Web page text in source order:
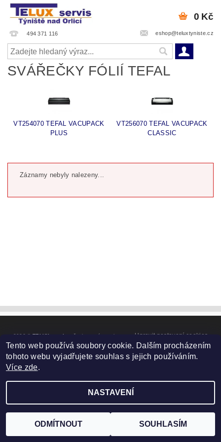
494 371 116 eshop@teluxtyniste.cz
0 Kč
SVÁŘEČKY FÓLIÍ TEFAL
VT254070 TEFAL VACUPACK
PLUS
VT256070 TEFAL VACUPACK
CLASSIC
Záznamy nebyly nalezeny...
2026 ©TELUX servis , všechna práva vyhrazena Upravit nastavení cookies
Vytvořil Shoptet
Tento web používá soubory cookie. Dalším procházením
tohoto webu vyjadřujete souhlas s jejich používáním.
Více zde.
NASTAVENÍ
ODMÍTNOUT SOUHLASÍM